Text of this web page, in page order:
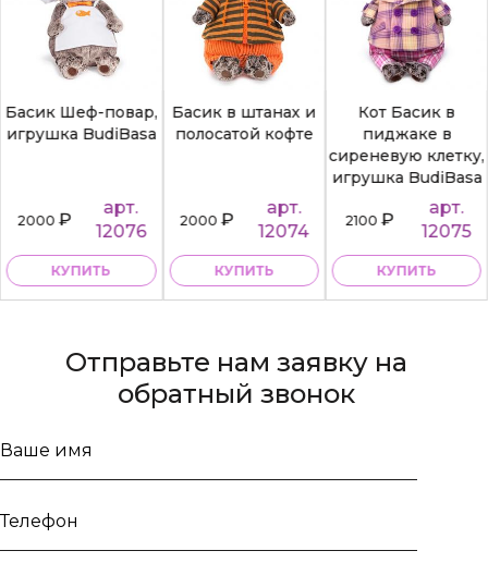
Басик Шеф-повар,
игрушка BudiBasa
2000₽
арт.
12076
КУПИТЬ
Басик в штанах и
полосатой кофте
2000₽
арт.
12074
КУПИТЬ
Кот Басик в
пиджаке в
сиреневую клетку,
игрушка BudiBasa
2100₽
арт.
12075
КУПИТЬ
Отправьте нам заявку на
обратный звонок
Ваше